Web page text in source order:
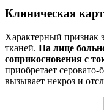
Клиническая
Характерный признак
тканей. На лице
соприкосновения с
приобретает
вызывает некроз и